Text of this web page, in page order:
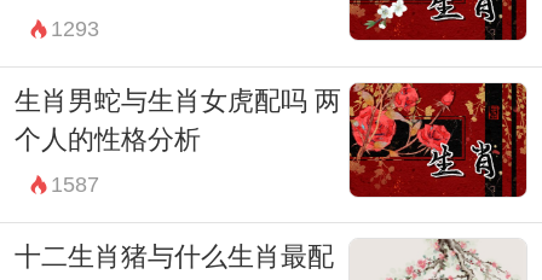
1293
生肖男蛇与生肖女虎配吗 两
个人的性格分析
1587
十二生肖猪与什么生肖最配